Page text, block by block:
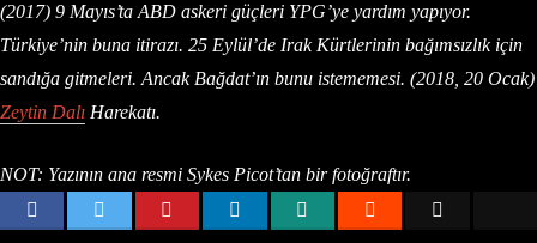
(2017) 9 Mayıs’ta ABD askeri güçleri YPG’ye yardım yapıyor.
Türkiye’nin buna itirazı. 25 Eylül’de Irak Kürtlerinin bağımsızlık için
sandığa gitmeleri. Ancak Bağdat’ın bunu istememesi. (2018, 20 Ocak)
Zeytin Dalı Harekatı.
NOT: Yazının ana resmi Sykes Picot’tan bir fotoğraftır.